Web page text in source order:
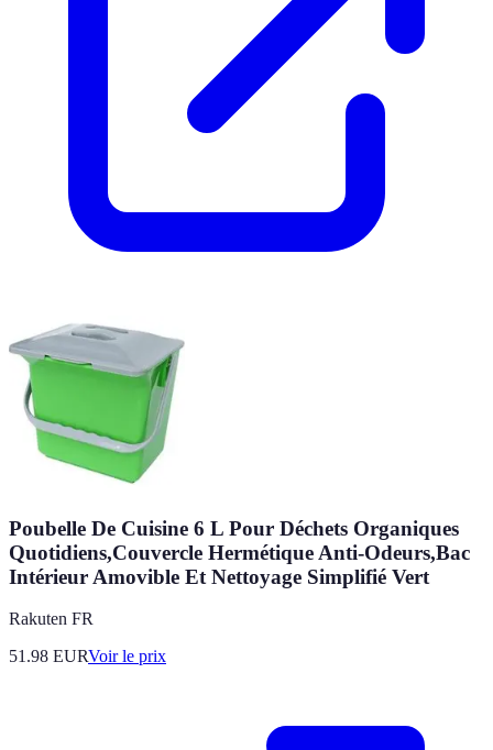
Poubelle De Cuisine 6 L Pour Déchets Organiques
Quotidiens,Couvercle Hermétique Anti-Odeurs,Bac
Intérieur Amovible Et Nettoyage Simplifié Vert
Rakuten FR
51.98 EURVoir le prix